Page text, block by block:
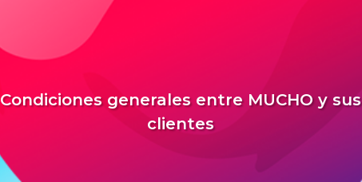
Condiciones generales entre MUCHO y sus
clientes